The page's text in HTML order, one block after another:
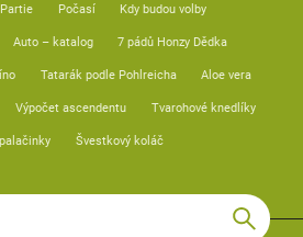
Partie Počasí Kdy budou volby
Auto – katalog 7 pádů Honzy Dědka
Tatarák podle Pohlreicha Aloe vera
Výpočet ascendentu Tvarohové knedlíky
Švestkový koláč